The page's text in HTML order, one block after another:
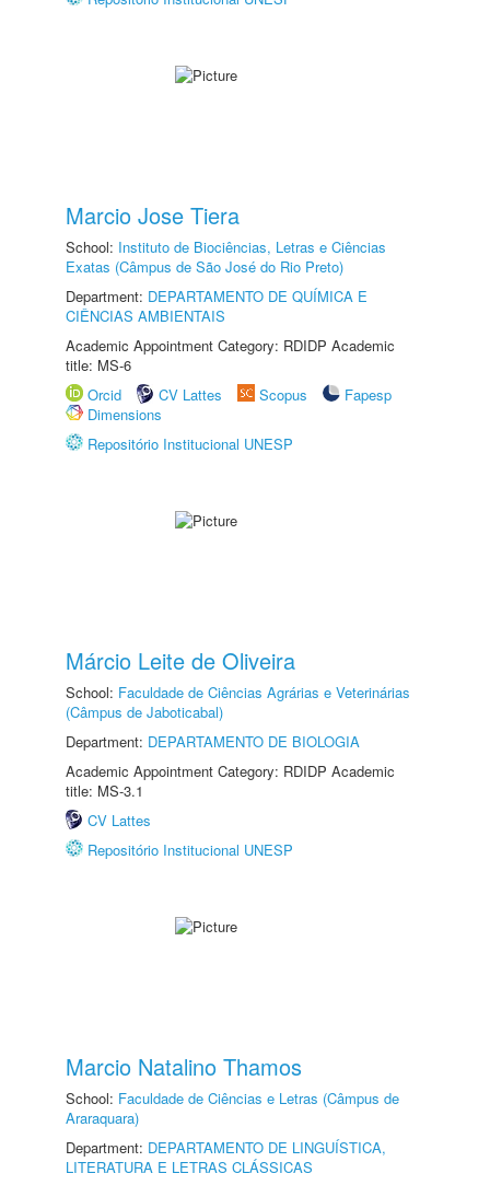
Marcio Jose Tiera
School: Instituto de Biociências, Letras e Ciências
Exatas (Câmpus de São José do Rio Preto)
Department: DEPARTAMENTO DE QUÍMICA E
CIÊNCIAS AMBIENTAIS
Academic Appointment Category: RDIDP Academic
title: MS-6
Orcid
CV Lattes Scopus
Fapesp
Dimensions
Repositório Institucional UNESP
Márcio Leite de Oliveira
School: Faculdade de Ciências Agrárias e Veterinárias
(Câmpus de Jaboticabal)
Department: DEPARTAMENTO DE BIOLOGIA
Academic Appointment Category: RDIDP Academic
title: MS-3.1
CV Lattes
Repositório Institucional UNESP
Marcio Natalino Thamos
School: Faculdade de Ciências e Letras (Câmpus de
Araraquara)
Department: DEPARTAMENTO DE LINGUÍSTICA,
LITERATURA E LETRAS CLÁSSICAS